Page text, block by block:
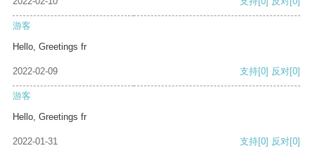
游客
Hello, Greetings fr
2022-02-09 支持[0] 反对[0]
游客
Hello, Greetings fr
2022-01-31 支持[0] 反对[0]